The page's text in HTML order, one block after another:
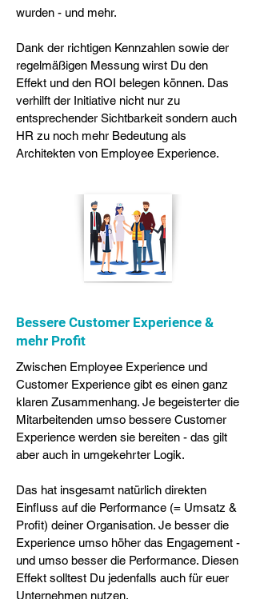
wurden - und mehr.
Dank der richtigen Kennzahlen sowie der
regelmäßigen Messung wirst Du den
Effekt und den ROI belegen können. Das
verhilft der Initiative nicht nur zu
entsprechender Sichtbarkeit sondern auch
HR zu noch mehr Bedeutung als
Architekten von Employee Experience.
Bessere Customer Experience &
mehr Profit
Zwischen Employee Experience und
Customer Experience gibt es einen ganz
klaren Zusammenhang. Je begeisterter die
Mitarbeitenden umso bessere Customer
Experience werden sie bereiten - das gilt
aber auch in umgekehrter Logik.
Das hat insgesamt natürlich direkten
Einfluss auf die Performance (= Umsatz &
Profit) deiner Organisation. Je besser die
Experience umso höher das Engagement -
und umso besser die Performance. Diesen
Effekt solltest Du jedenfalls auch für euer
Unternehmen nutzen.